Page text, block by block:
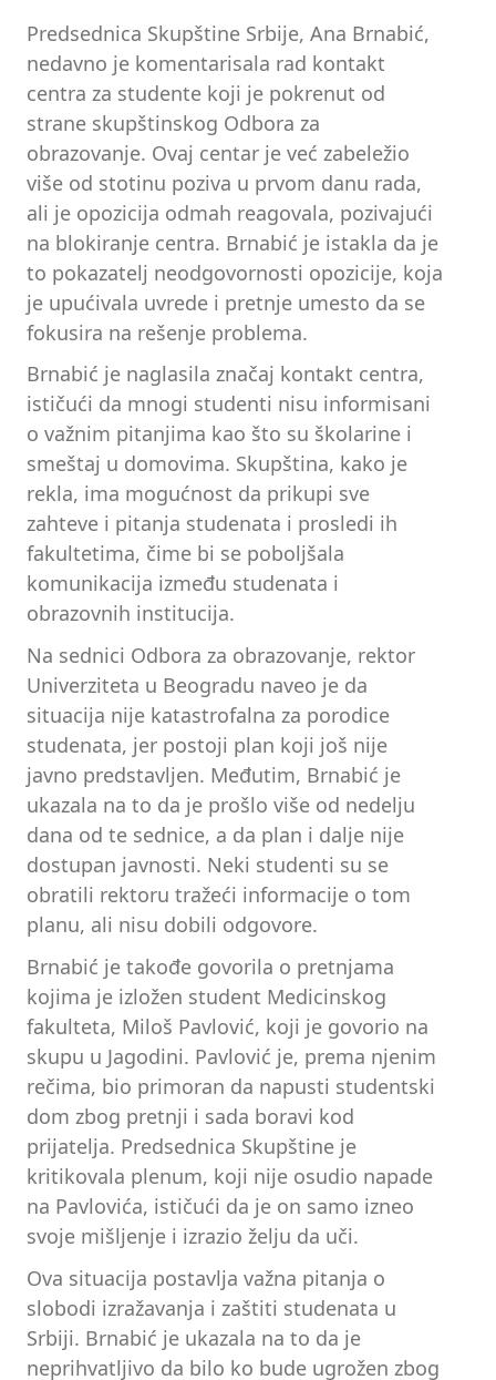
Predsednica Skupštine Srbije, Ana Brnabić,
nedavno je komentarisala rad kontakt
centra za studente koji je pokrenut od
strane skupštinskog Odbora za
obrazovanje. Ovaj centar je već zabeležio
više od stotinu poziva u prvom danu rada,
ali je opozicija odmah reagovala, pozivajući
na blokiranje centra. Brnabić je istakla da je
to pokazatelj neodgovornosti opozicije, koja
je upućivala uvrede i pretnje umesto da se
fokusira na rešenje problema.
Brnabić je naglasila značaj kontakt centra,
ističući da mnogi studenti nisu informisani
o važnim pitanjima kao što su školarine i
smeštaj u domovima. Skupština, kako je
rekla, ima mogućnost da prikupi sve
zahteve i pitanja studenata i prosledi ih
fakultetima, čime bi se poboljšala
komunikacija između studenata i
obrazovnih institucija.
Na sednici Odbora za obrazovanje, rektor
Univerziteta u Beogradu naveo je da
situacija nije katastrofalna za porodice
studenata, jer postoji plan koji još nije
javno predstavljen. Međutim, Brnabić je
ukazala na to da je prošlo više od nedelju
dana od te sednice, a da plan i dalje nije
dostupan javnosti. Neki studenti su se
obratili rektoru tražeći informacije o tom
planu, ali nisu dobili odgovore.
Brnabić je takođe govorila o pretnjama
kojima je izložen student Medicinskog
fakulteta, Miloš Pavlović, koji je govorio na
skupu u Jagodini. Pavlović je, prema njenim
rečima, bio primoran da napusti studentski
dom zbog pretnji i sada boravi kod
prijatelja. Predsednica Skupštine je
kritikovala plenum, koji nije osudio napade
na Pavlovića, ističući da je on samo izneo
svoje mišljenje i izrazio želju da uči.
Ova situacija postavlja važna pitanja o
slobodi izražavanja i zaštiti studenata u
Srbiji. Brnabić je ukazala na to da je
neprihvatljivo da bilo ko bude ugrožen zbog